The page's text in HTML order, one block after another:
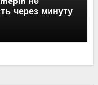
через минуту